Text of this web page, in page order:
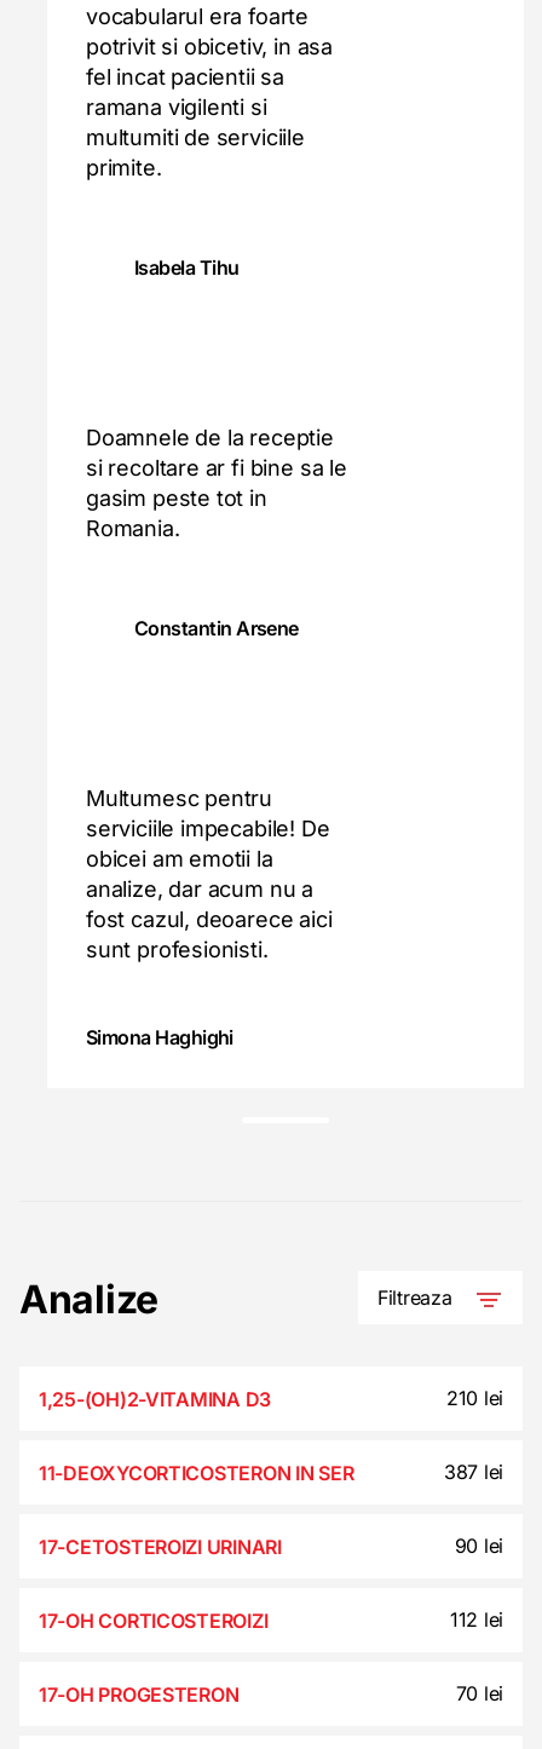
vocabularul era foarte
potrivit si obicetiv, in asa
fel incat pacientii sa
ramana vigilenti si
multumiti de serviciile
primite.
Isabela Tihu
Doamnele de la receptie
si recoltare ar fi bine sa le
gasim peste tot in
Romania.
Constantin Arsene
Multumesc pentru
serviciile impecabile! De
obicei am emotii la
analize, dar acum nu a
fost cazul, deoarece aici
sunt profesionisti.
Simona Haghighi
Analize Filtreaza
1,25-(OH)2-VITAMINA D3 210 lei
11-DEOXYCORTICOSTERON IN SER 387 lei
17-CETOSTEROIZI URINARI 90 lei
17-OH CORTICOSTEROIZI 112 lei
17-OH PROGESTERON 70 lei